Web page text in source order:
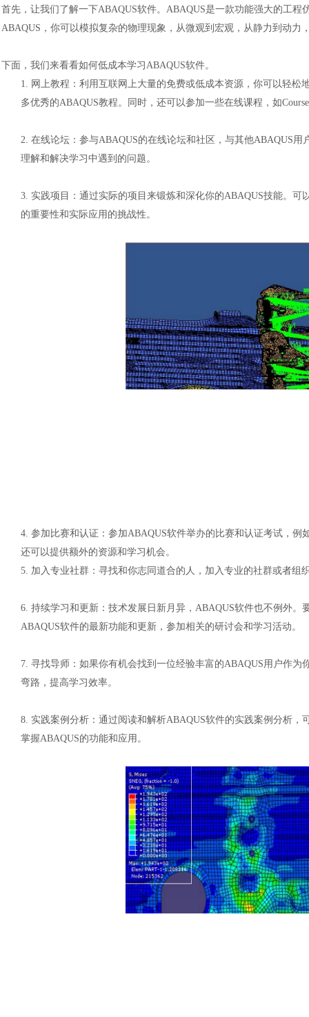
首先，让我们了解一下ABAQUS软件。ABAQUS是一款功能强大的工
ABAQUS，你可以模拟复杂的物理现象，从微观到宏观，从静力到动力
下面，我们来看看如何低成本学习 ABAQUS软件。
1. 网上教程：利用互联网上大量的免费或低成本资源，你可以轻松
多优秀的ABAQUS教程。同时，还可以参加一些在线课程，如
2. 在线论坛：参与ABAQUS的在线论坛和社区，与其他ABAQUS
理解和解决学习中遇到的问题。
3. 实践项目：通过实际的项目来锻炼和深化你的ABAQUS技能。可
的重要性和实际应用的挑战性。
4. 参加比赛和认证：参加ABAQUS软件举办的比赛和认证考试，例
还可以提供额外的资源和学习机会。
5. 加入专业社群：寻找和你志同道合的人，加入专业的社群或者
6. 持续学习和更新：技术发展日新月异， ABAQUS软件也不例外。
ABAQUS软件的最新功能和更新，参加相关的研讨会和学习活动。
7. 寻找导师：如果你有机会找到一位经验丰富的ABAQUS用户作为
弯路，提高学习效率。
8. 实践案例分析：通过阅读和解析ABAQUS软件的实践案例分析，
掌握ABAQUS的功能和应用。
风能电源